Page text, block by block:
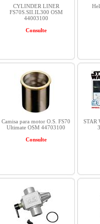
CYLINDER LINER
FS70S.SII.IL300 OSM
44003100
Consulte
Camisa para motor O.S. FS70
Ultimate OSM 44703100
Consulte
STAR